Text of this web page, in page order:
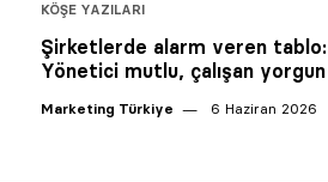
KÖŞE YAZILARI
Şirketlerde alarm veren tablo:
Yönetici mutlu, çalışan yorgun
Marketing Türkiye 6 Haziran 2026